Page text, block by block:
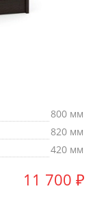
800 мм
820 мм
420 мм
11 700 ₽